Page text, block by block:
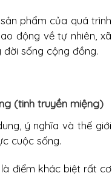
phẩm của quá trình
động về tự nhiên, xã
sống cộng đồng.
(tinh truyền miệng)
ý nghĩa và thế giới
cuộc sống.
điểm khác biệt rất cơ